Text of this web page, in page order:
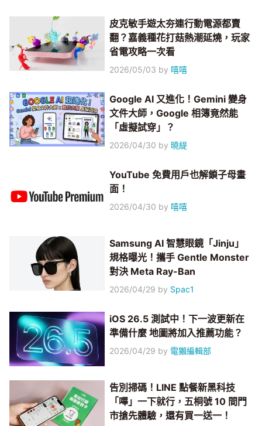
皮克敏手遊太夯連行動電源都賣
翻？嘉義種花打菇熱潮延燒，玩家
省電攻略一次看
2026/05/03 by 嘻嘻
Google AI 又進化！Gemini 變身
文件大師，Google 相簿竟然能
「虛擬試穿」？
2026/04/30 by 曉緹
YouTube 免費用戶也解鎖子母畫
面！
2026/04/30 by 嘻嘻
Samsung AI 智慧眼鏡「Jinju」
規格曝光！攜手 Gentle Monster
對決 Meta Ray-Ban
2026/04/29 by Spac1
iOS 26.5 測試中！下一波更新在
準備什麼 地圖將加入推薦功能？
2026/04/29 by 電獺編輯部
告別掃碼！LINE 點餐新黑科技
「嗶」一下就行，五桐號 10 間門
市搶先體驗，還有買一送一！